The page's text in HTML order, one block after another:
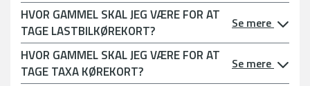
HVOR GAMMEL SKAL JEG VÆRE FOR AT
TAGE LASTBILKØREKORT?
Se mere
HVOR GAMMEL SKAL JEG VÆRE FOR AT
TAGE TAXA KØREKORT?
Se mere